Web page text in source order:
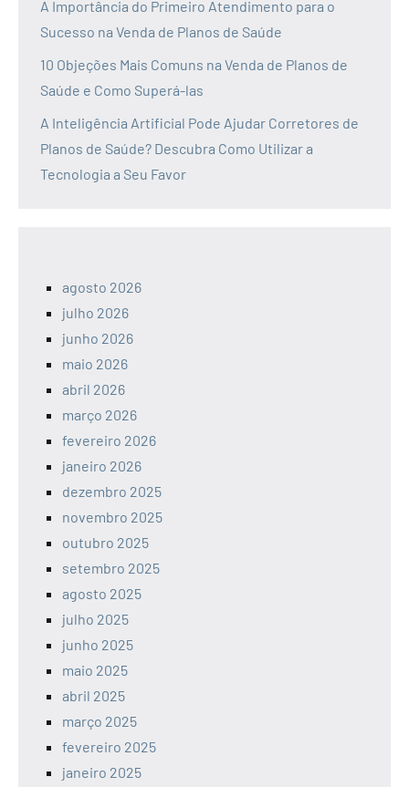
A Importância do Primeiro Atendimento para o
Sucesso na Venda de Planos de Saúde
10 Objeções Mais Comuns na Venda de Planos de
Saúde e Como Superá-las
A Inteligência Artificial Pode Ajudar Corretores de
Planos de Saúde? Descubra Como Utilizar a
Tecnologia a Seu Favor
agosto 2026
julho 2026
junho 2026
maio 2026
abril 2026
março 2026
fevereiro 2026
janeiro 2026
dezembro 2025
novembro 2025
outubro 2025
setembro 2025
agosto 2025
julho 2025
junho 2025
maio 2025
abril 2025
março 2025
fevereiro 2025
janeiro 2025